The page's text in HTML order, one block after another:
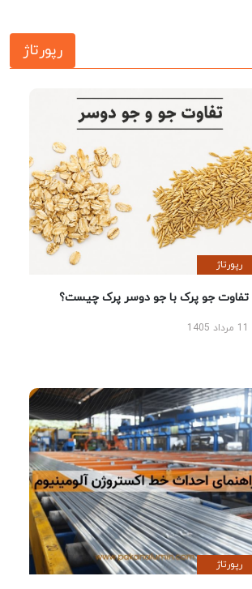
رپورتاژ
رپورتاژ
تفاوت جو پرک با جو دوسر پرک چیست؟
رپورتاژ